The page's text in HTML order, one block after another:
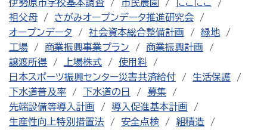
伊勢原市学校基本調査
市民農園
にこにこ
祖父母
さがみオープンデータ推進研究会
オープンデータ
社会資本総合整備計画
緑地
工場
商業振興事業プラン
商業振興計画
譲渡所得
上場株式
使用料
日本スポーツ振興センター災害共済給付
生活保護
下水道普及率
下水道の日
募集
先端設備等導入計画
導入促進基本計画
生産性向上特別措置法
安全点検
組積造